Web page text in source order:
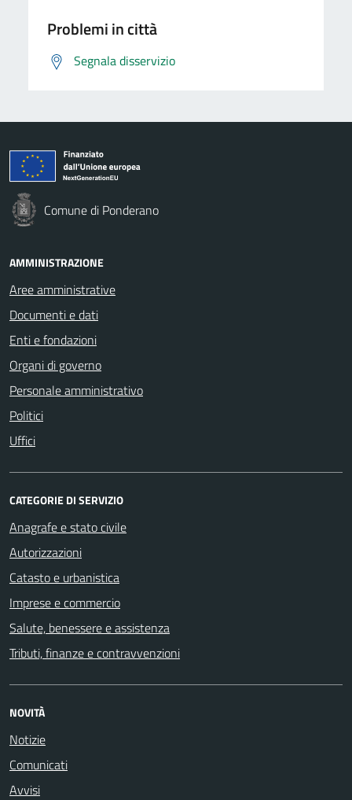
Problemi in città
Segnala disservizio
Comune di Ponderano
AMMINISTRAZIONE
Aree amministrative
Documenti e dati
Enti e fondazioni
Organi di governo
Personale amministrativo
Politici
Uffici
CATEGORIE DI SERVIZIO
Anagrafe e stato civile
Autorizzazioni
Catasto e urbanistica
Imprese e commercio
Salute, benessere e assistenza
Tributi, finanze e contravvenzioni
NOVITÀ
Notizie
Comunicati
Avvisi